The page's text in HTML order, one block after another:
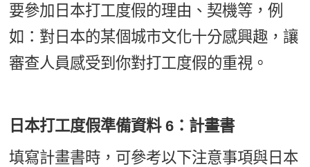
要參加日本打工度假的理由、契機等，例
如：對日本的某個城市文化十分感興趣，讓
審查人員感受到你對打工度假的重視。
日本打工度假準備資料 6：計畫書
填寫計畫書時，可參考以下注意事項與日本